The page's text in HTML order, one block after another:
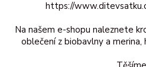
https://
Na našem e-shopu naleznete
oblečení z biobavlny a merina,